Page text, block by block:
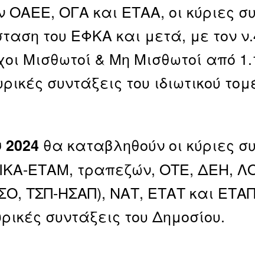
ΟΓΑ και ΕΤΑΑ, οι κύριες
του ΕΦΚΑ και μετά, με τον
Μισθωτοί & Μη Μισθωτοί από
συντάξεις του ιδιωτικού
θα καταβληθούν οι κύριες
ΕΤΑΜ, τραπεζών, ΟΤΕ, ΔΕΗ,
ΤΣΠ-ΗΣΑΠ), ΝΑΤ, ΕΤΑΤ και
συντάξεις του Δημοσίου.